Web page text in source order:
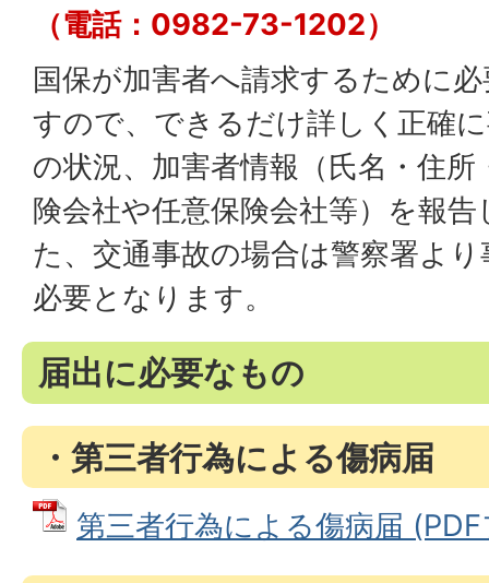
（電話：0982-73-1202）
国保が加害者へ請求するために
すので、できるだけ詳しく正確
の状況、加害者情報（氏名・住所
険会社や任意保険会社等）を報
た、交通事故の場合は警察署よ
必要となります。
届出に必要なもの
・第三者行為による傷病届
第三者行為による傷病届